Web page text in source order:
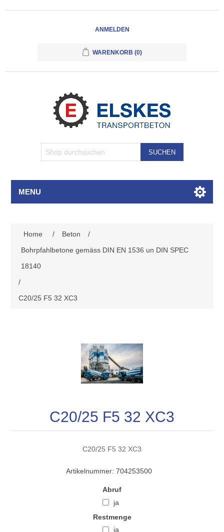
ANMELDEN
WARENKORB (0)
SUCHEN
MENU
Home / Beton
/
Bohrpfahlbetone gemäss DIN EN 1536 un DIN SPEC
18140
/
C20/25 F5 32 XC3
C20/25 F5 32 XC3
C20/25 F5 32 XC3
Artikelnummer: 704253500
Abruf
ja
Restmenge
ja